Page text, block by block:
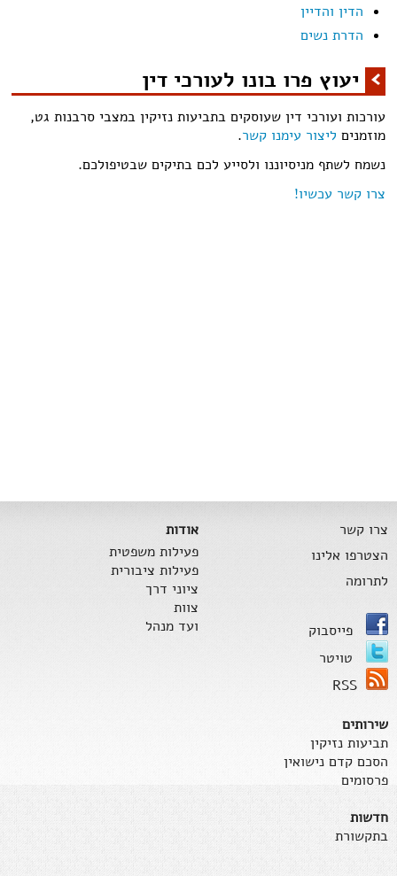
הדין והדיין
הדרת נשים
יעוץ פרו בונו לעורכי דין
עורכות ועורכי דין שעוסקים בתביעות נזיקין במצבי סרבנות גט,
מוזמנים ליצור עימנו קשר.
נשמח לשתף מניסיוננו ולסייע לכם בתיקים שבטיפולכם.
צרו קשר עכשיו!
צרו קשר
הצטרפו אלינו
לתרומה
פייסבוק
טויטר
RSS
אודות
פעילות משפטית
פעילות ציבורית
ציוני דרך
צוות
ועד מנהל
שירותים
תביעות נזיקין
הסכם קדם נישואין
פרסומים
חדשות
בתקשורת